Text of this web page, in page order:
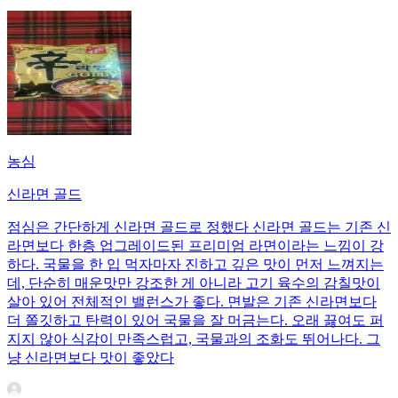
농심
신라면 골드
점심은 간단하게 신라면 골드로 정했다 신라면 골드는 기존 신
라면보다 한층 업그레이드된 프리미엄 라면이라는 느낌이 강
하다. 국물을 한 입 먹자마자 진하고 깊은 맛이 먼저 느껴지는
데, 단순히 매운맛만 강조한 게 아니라 고기 육수의 감칠맛이
살아 있어 전체적인 밸런스가 좋다. 면발은 기존 신라면보다
더 쫄깃하고 탄력이 있어 국물을 잘 머금는다. 오래 끓여도 퍼
지지 않아 식감이 만족스럽고, 국물과의 조화도 뛰어나다. 그
냥 신라면보다 맛이 좋았다